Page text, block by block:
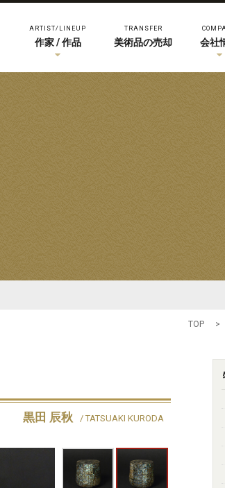
ARTIST/LINEUP
作家 / 作品
TRANSFER
美術品の売却 会社
TOP >
黒田 辰秋 / TATSUAKI KURODA